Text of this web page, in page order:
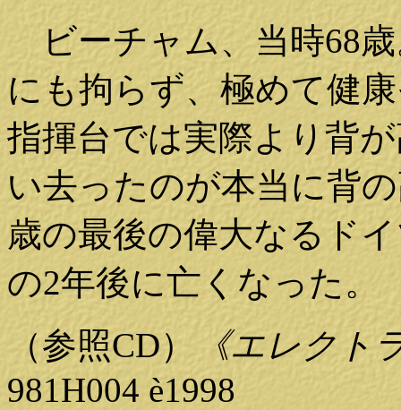
ビーチャム、当時68
にも拘らず、極めて健
指揮台では実際より背
い去ったのが本当に背
歳の最後の偉大なるド
の2年後に亡くなった。
（参照CD）
《エレクト
981H004 è1998